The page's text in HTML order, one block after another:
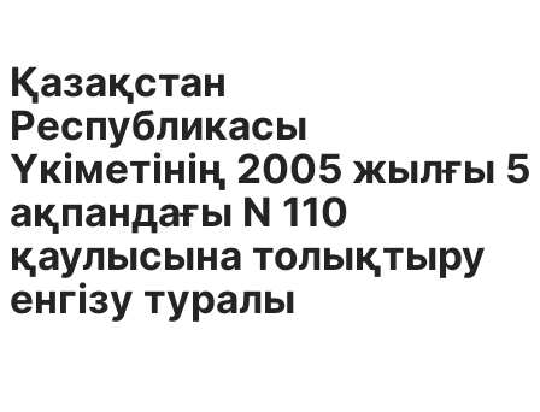
Қазақстан
Республикасы
Yкiметiнiң 2005 жылғы 5
ақпандағы N 110
қаулысына толықтыру
енгiзу туралы